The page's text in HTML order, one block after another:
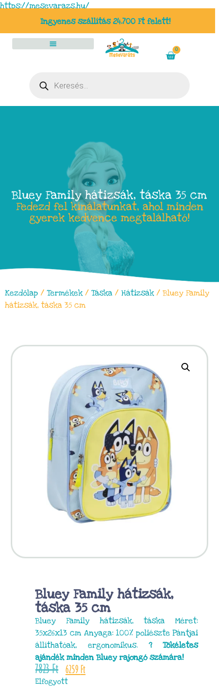
https://mesevarazs.hu/
Ingyenes szállítás 24.700 Ft felett!
0
Bluey Family hátizsák, táska 35 cm
Fedezd fel kínálatunkat, ahol minden
gyerek kedvence megtalálható!
Kezdőlap / Termékek / Táska / Hátizsák / Bluey Family
hátizsák, táska 35 cm
Bluey Family hátizsák,
táska 35 cm
Bluey Family hátizsák, táska Méret:
35x26x13 cm Anyaga: 100% poliészte Pántjai
állíthatóak, ergonomikus.? Tökéletes
ajándék minden Bluey rajongó számára!
7823Ft 6259Ft
Elfogyott